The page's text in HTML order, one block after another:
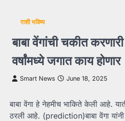
राशी भविष्य
बाबा वेंगांची चकीत
वर्षांमध्ये जगात काय होणार
Smart News June 18, 2025
बाबा वेंगा हे नेहमीच भाकिते केली आहे.
ठरली आहे. (prediction)बाबा वेंगा